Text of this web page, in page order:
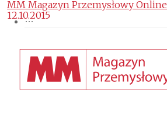
MM Magazyn Przemysłowy Online
12.10.2015